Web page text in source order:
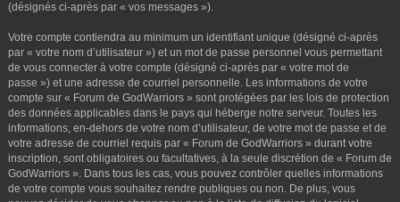
(désignés ci-après par « vos messages »).
Votre compte contiendra au minimum un identifiant unique (désigné ci-après
par « votre nom d’utilisateur ») et un mot de passe personnel vous permettant
de vous connecter à votre compte (désigné ci-après par « votre mot de
passe ») et une adresse de courriel personnelle. Les informations de votre
compte sur « Forum de GodWarriors » sont protégées par les lois de protection
des données applicables dans le pays qui héberge notre serveur. Toutes les
informations, en-dehors de votre nom d’utilisateur, de votre mot de passe et de
votre adresse de courriel requis par « Forum de GodWarriors » durant votre
inscription, sont obligatoires ou facultatives, à la seule discrétion de « Forum de
GodWarriors ». Dans tous les cas, vous pouvez contrôler quelles informations
de votre compte vous souhaitez rendre publiques ou non. De plus, vous